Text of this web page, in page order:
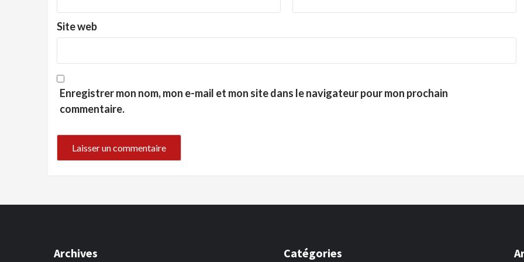
Site web
Enregistrer mon nom, mon e-mail et mon site dans le navigateur pour mon prochain
commentaire.
Archives Catégories